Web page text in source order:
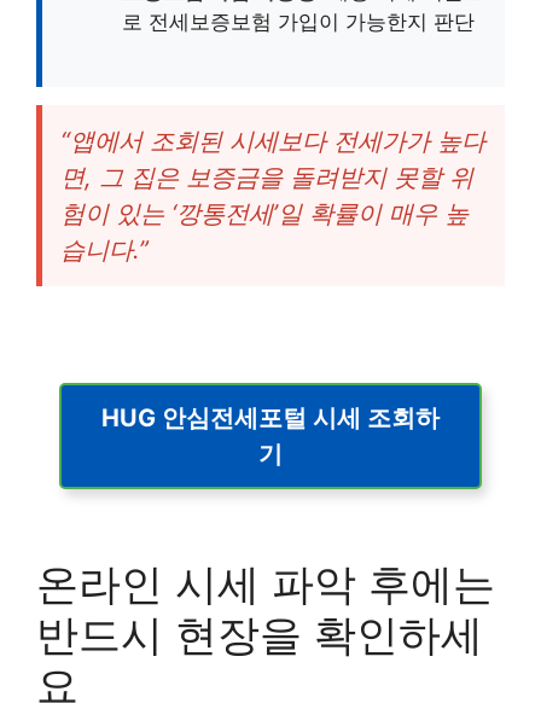
로 전세보증보험 가입이 가능한지 판단
“앱에서 조회된 시세보다 전세가가 높다
면, 그 집은 보증금을 돌려받지 못할 위
험이 있는 ‘깡통전세’일 확률이 매우 높
습니다.”
HUG 안심전세포털 시세 조회하
기
온라인 시세 파악 후에는
반드시 현장을 확인하세
요